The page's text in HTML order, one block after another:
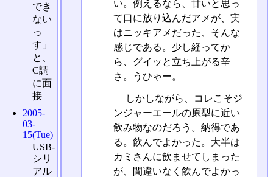
い。例えるなら、甘いと思っ
て口に放り込んだアメが、実
はニッキアメだった、そんな
感じである。少し経ってか
ら、グイッと立ち上がる辛
さ。うひゃー。
しかしながら、コレこそジ
ンジャーエールの原型に近い
飲み物なのだろう。納得であ
る。飲んでよかった。大半は
カミさんに飲ませてしまった
が、間違いなく飲んでよかっ
でき
ない
っ
す」
と、
C調
に面
接
2005-
03-
15(Tue)
USB-
シリ
アル